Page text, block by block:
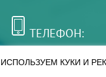
ТЕЛЕФОН:
ИСПОЛЬЗУЕМ КУКИ И